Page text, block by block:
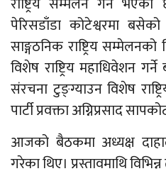
पेरिसडाँडा कोटेश्वरमा
साङ्गठनिक राष्ट्रिय
विशेष राष्ट्रिय महाधिवेशन
संरचना टुङ्ग्याउन विशेष
पार्टी प्रवक्ता अग्निप्रसाद
आजको बैठकमा अध्यक्ष
गरेका थिए। प्रस्तावमाथि